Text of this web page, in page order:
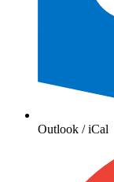
Outlook / iCal